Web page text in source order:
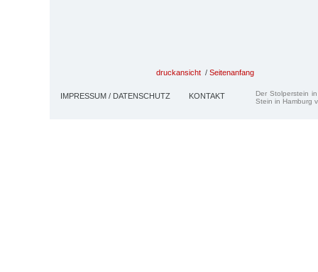
druckansicht / Seitenanfang
IMPRESSUM / DATENSCHUTZ KONTAKT
Der Stolperstein
Stein in Hamburg